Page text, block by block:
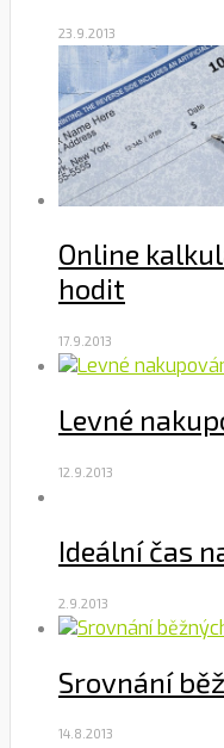
23.9.2013
Online
hodit
17.9.2013
Levné
12.9.2013
Ideální čas
2.9.2013
Srovnání
14.8.2013